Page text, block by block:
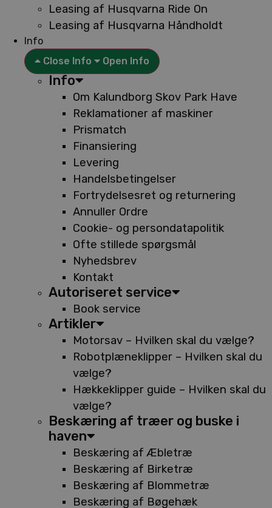
Leasing af Husqvarna Ride On
Leasing af Husqvarna Håndholdt
Info
Close Info
Open Info
Info
Om Kalundborg Skov Park Have
Reklamationer af maskiner
Prismatch
Finansiering
Levering
Handelsbetingelser
Fortrydelsesret og returnering
Annuller Ordre
Cookie- og persondatapolitik
Ofte stillede spørgsmål
Nyhedsbrev
Kontakt
Autoriseret service
Book service
Artikler
Motorsav – Hvilken skal du vælge?
Robotplæneklipper – Hvilken skal du
vælge?
Hækkeklipper guide – Hvilken skal du
vælge?
Beskæring af træer og buske i
haven
Beskæring af Æbletræ
Beskæring af Birketræ
Beskæring af Blommetræ
Beskæring af Bøgehæk